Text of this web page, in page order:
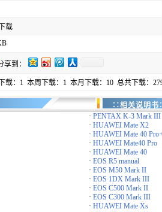
载
享到：
载：1 本周下载：1 本月下载：10 总共下载：
∷相关说明
· PENTAX K-3 Mark III
· HUAWEI Mate X2
· HUAWEI Mate 40 Pro+
· HUAWEI Mate40 Pro
· HUAWEI Mate 40
· EOS R5 manual
· EOS M50 Mark II
· EOS 1DX Mark III
· EOS C500 Mark II
· EOS C300 Mark III
· HUAWEI Mate Xs